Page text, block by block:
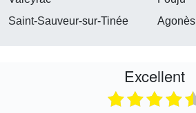
Saint-Sauveur-sur-Tinée
Agonès
Excellent